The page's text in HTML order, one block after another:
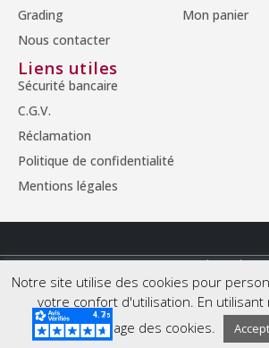
Grading
Nous contacter
Mon panier
Liens utiles
Sécurité bancaire
C.G.V.
Réclamation
Politique de confidentialité
Mentions légales
© Copyright 2026 - Tous droits réservés.
Notre site utilise des cookies pour
votre confort d'utilisation. En utilisant
acceptez l'usage des cookies.